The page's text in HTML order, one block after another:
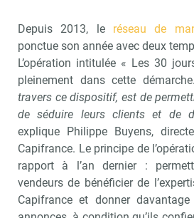
Depuis 2013, le réseau de
ponctue son année avec deux
L’opération intitulée « Les 30
pleinement dans cette
travers ce dispositif, est de
de séduire leurs clients et de
explique Philippe Buyens,
Capifrance. Le principe de
rapport à l’an dernier :
vendeurs de bénéficier de
Capifrance et donner